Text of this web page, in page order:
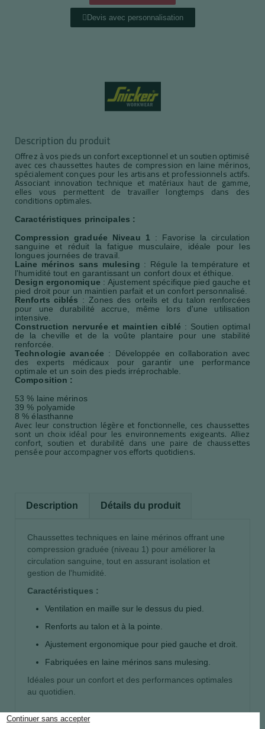
Devis avec personnalisation
Description du produit
Offrez à vos pieds un confort exceptionnel et un soutien optimisé
avec ces chaussettes hautes de compression en laine mérinos,
spécialement conçues pour les artisans et professionnels actifs.
Associant innovation technique et matériaux haut de gamme,
elles vous permettent de travailler longtemps dans des
conditions optimales.
Caractéristiques principales :
Compression graduée Niveau 1 : Favorise la circulation
sanguine et réduit la fatigue musculaire, idéale pour les
longues journées de travail.
Laine mérinos sans mulesing : Régule la température et
l'humidité tout en garantissant un confort doux et éthique.
Design ergonomique : Ajustement spécifique pied gauche et
pied droit pour un maintien parfait et un confort personnalisé.
Renforts ciblés : Zones des orteils et du talon renforcées
pour une durabilité accrue, même lors d'une utilisation
intensive.
Construction nervurée et maintien ciblé : Soutien optimal
de la cheville et de la voûte plantaire pour une stabilité
renforcée.
Technologie avancée : Développée en collaboration avec
des experts médicaux pour garantir une performance
optimale et un soin des pieds irréprochable.
Composition :
53 % laine mérinos
39 % polyamide
8 % élasthanne
Avec leur construction légère et fonctionnelle, ces chaussettes
sont un choix idéal pour les environnements exigeants. Alliez
confort, soutien et durabilité dans une paire de chaussettes
pensée pour accompagner vos efforts quotidiens.
Description Détails du produit
Chaussettes techniques en laine mérinos offrant une
compression graduée (niveau 1) pour améliorer la
circulation sanguine, tout en assurant isolation et
gestion de l'humidité.
Caractéristiques :
Ventilation en maille sur le dessus du pied.
Renforts au talon et à la pointe.
Ajustement ergonomique pour pied gauche et droit.
Fabriquées en laine mérinos sans mulesing.
Idéales pour un confort et des performances optimales
au quotidien.